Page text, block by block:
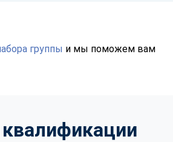
группы и мы поможем вам